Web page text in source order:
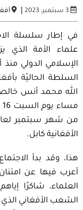
3 سبتمبر، 2023 |
في إطار سلسلة
علماء الأمة الذي
الإسلامي الدولي منذ
السلطة الحاليّة
الله محمد أنس
الأفغانية كابل.
هذا، وقد بدأ
أعرب فيها عن
العلماء، شاكرًا
الشعب الأفغاني الذي